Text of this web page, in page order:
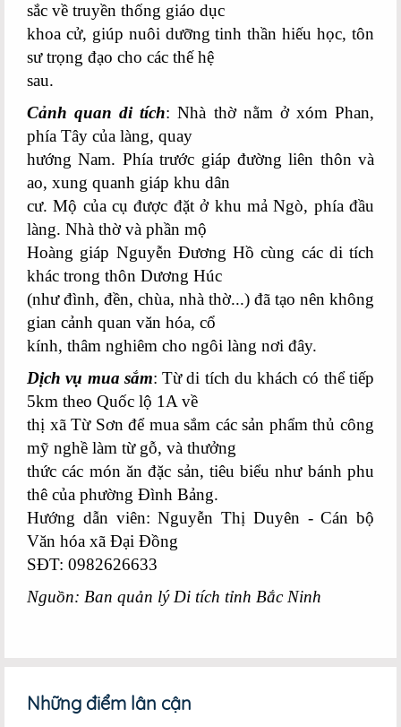
sắc về truyền thống giáo dục
khoa cử, giúp nuôi dưỡng tinh thần hiếu học, tôn
sư trọng đạo cho các thế hệ
sau.
Cảnh quan di tích: Nhà thờ nằm ở xóm Phan,
phía Tây của làng, quay
hướng Nam. Phía trước giáp đường liên thôn và
ao, xung quanh giáp khu dân
cư. Mộ của cụ được đặt ở khu mả Ngò, phía đầu
làng. Nhà thờ và phần mộ
Hoàng giáp Nguyễn Đương Hồ cùng các di tích
khác trong thôn Dương Húc
(như đình, đền, chùa, nhà thờ...) đã tạo nên không
gian cảnh quan văn hóa, cổ
kính, thâm nghiêm cho ngôi làng nơi đây.
Dịch vụ mua sắm: Từ di tích du khách có thể tiếp
5km theo Quốc lộ 1A về
thị xã Từ Sơn để mua sắm các sản phẩm thủ công
mỹ nghề làm từ gỗ, và thưởng
thức các món ăn đặc sản, tiêu biểu như bánh phu
thê của phường Đình Bảng.
Hướng dẫn viên: Nguyễn Thị Duyên - Cán bộ
Văn hóa xã Đại Đồng
SĐT: 0982626633
Nguồn: Ban quản lý Di tích tỉnh Bắc Ninh
Những điểm lân cận